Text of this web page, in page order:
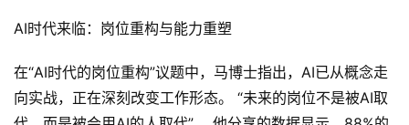
AI时代来临：岗位重构与能力重塑
在“AI时代的岗位重构”议题中，马博士指出，AI已从概念走
向实战，正在深刻改变工作形态。 “未来的岗位不是被AI取